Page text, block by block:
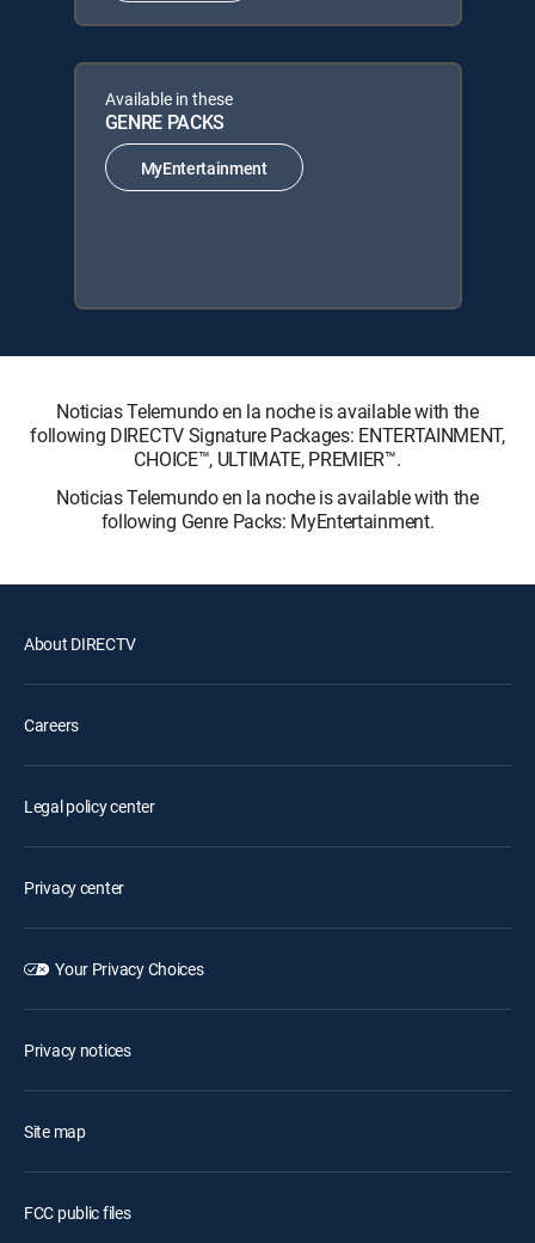
Available in these
GENRE PACKS
MyEntertainment
Noticias Telemundo en la noche is available with the
following DIRECTV Signature Packages: ENTERTAINMENT,
CHOICE™, ULTIMATE, PREMIER™.
Noticias Telemundo en la noche is available with the
following Genre Packs: MyEntertainment.
About DIRECTV
Careers
Legal policy center
Privacy center
Your Privacy Choices
Privacy notices
Site map
FCC public files